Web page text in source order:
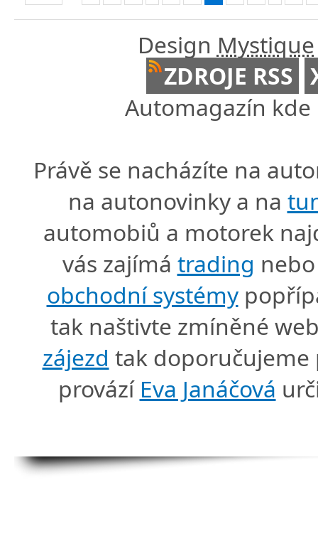
Design Mystique
ZDROJE RSS
Automagazín
Právě se nacházíte na
na autonovinky a na
automobiů a motorek
vás zajímá trading
obchodní systémy
tak naštivte zmíněné
zájezd tak doporučujeme
provází Eva Janáčová